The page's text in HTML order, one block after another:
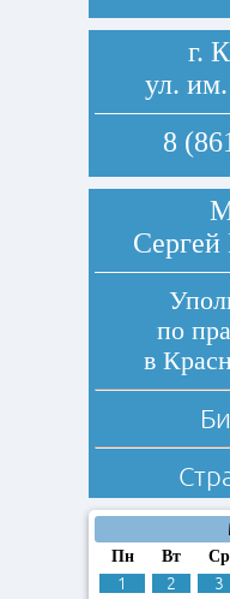
г.
ул.
8
Сергей
по
в
Пн Вт Ср
1 2 3